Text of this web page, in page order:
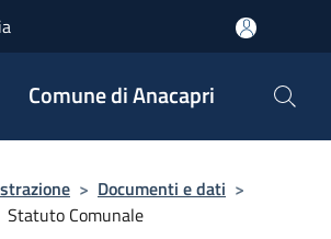
Comune di Anacapri
> Documenti e dati >
Statuto Comunale